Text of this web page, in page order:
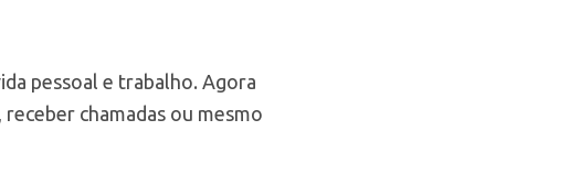
pessoal e trabalho. Agora
chamadas ou mesmo